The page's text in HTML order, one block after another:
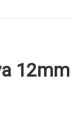
12mm